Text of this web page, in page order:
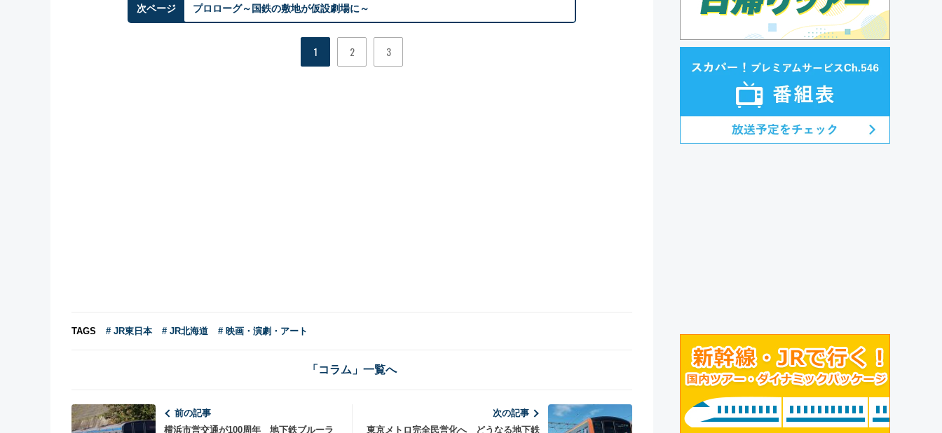
次ページ プロローグ～国鉄の敷地が仮設劇場に～
1 2 3
TAGS # JR東日本 # JR北海道 # 映画・演劇・アート
「コラム」一覧へ
前の記事
横浜市営交通が100周年 地下鉄ブルーラ
次の記事
東京メトロ完全民営化へ どうなる地下鉄